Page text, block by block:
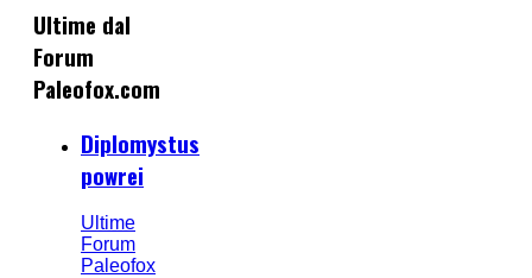
Ultime dal
Forum
Paleofox.com
Diplomystus
powrei
Ultime
Forum
Paleofox